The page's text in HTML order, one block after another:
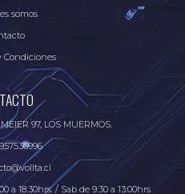
somos
Condiciones
97, LOS MUERMOS.
a 18:30hrs. / Sab de 9:30 a 13:00hrs